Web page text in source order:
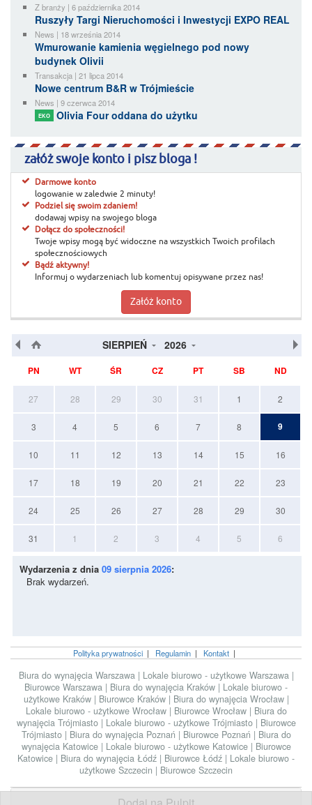
Z branży | 6 października 2014
Ruszyły Targi Nieruchomości i Inwestycji EXPO REAL
News | 18 września 2014
Wmurowanie kamienia węgielnego pod nowy
budynek Olivii
Transakcja | 21 lipca 2014
Nowe centrum B&R w Trójmieście
News | 9 czerwca 2014
EKO Olivia Four oddana do użytku
załóż swoje konto i pisz bloga !
Darmowe konto
logowanie w zaledwie 2 minuty!
Podziel się swoim zdaniem!
dodawaj wpisy na swojego bloga
Dołącz do społeczności!
Twoje wpisy mogą być widoczne na wszystkich Twoich profilach
społecznościowych
Bądź aktywny!
Informuj o wydarzeniach lub komentuj opisywane przez nas!
Załóż konto
SIERPIEŃ 2026
PN WT ŚR CZ PT SB ND
27 28 29 30 31 1 2
3 4 5 6 7 8 9
10 11 12 13 14 15 16
17 18 19 20 21 22 23
24 25 26 27 28 29 30
31 1 2 3 4 5 6
Wydarzenia z dnia 09 sierpnia 2026:
Brak wydarzeń.
Polityka prywatności| Regulamin| Kontakt|
Biura do wynajęcia Warszawa | Lokale biurowo - użytkowe Warszawa |
Biurowce Warszawa | Biura do wynajęcia Kraków | Lokale biurowo -
użytkowe Kraków | Biurowce Kraków | Biura do wynajęcia Wrocław |
Lokale biurowo - użytkowe Wrocław | Biurowce Wrocław | Biura do
wynajęcia Trójmiasto | Lokale biurowo - użytkowe Trójmiasto | Biurowce
Trójmiasto | Biura do wynajęcia Poznań | Biurowce Poznań | Biura do
wynajęcia Katowice | Lokale biurowo - użytkowe Katowice | Biurowce
Katowice | Biura do wynajęcia Łódź | Biurowce Łódź | Lokale biurowo -
użytkowe Szczecin | Biurowce Szczecin